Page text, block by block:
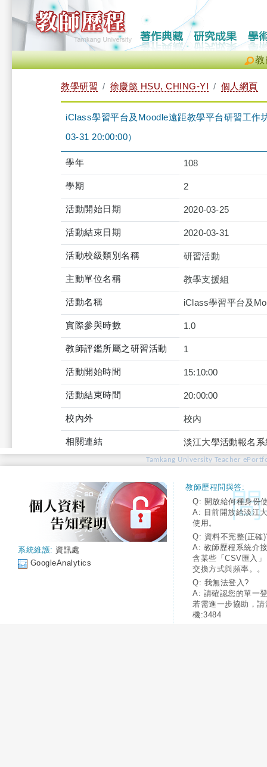
教
教學研習 徐慶懿 HSU, CHING-YI 個人網頁
iClass學習平台及Moodle遠距教學平台研習工作
03-31 20:00:00）
學年 108
學期 2
活動開始日期 2020-03-25
活動結束日期 2020-03-31
活動校級類別名稱 研習活動
主動單位名稱 教學支援組
活動名稱 iClass學習平台及
實際參與時數 1.0
教師評鑑所屬之研習活動 1
活動開始時間 15:10:00
活動結束時間 20:00:00
校內外 校內
相關連結 淡江大學活動報名
Tamkang University Teacher
系統維護: 資訊處
GoogleAnalytics
教師歷程問與答:
Q: 開放給何種身份
A: 目前開放給淡江
使用。
Q: 資料不完整(正確
A: 教師歷程系統介
含某些「CSV匯入
交換方式與頻率。。
Q: 我無法登入?
A: 請確認您的單一
若需進一步協助，
機:3484